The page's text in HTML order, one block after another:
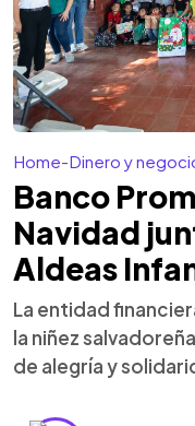
Home-Dinero y
Banco
Navidad
Aldeas
La entidad
la niñez
de alegría y